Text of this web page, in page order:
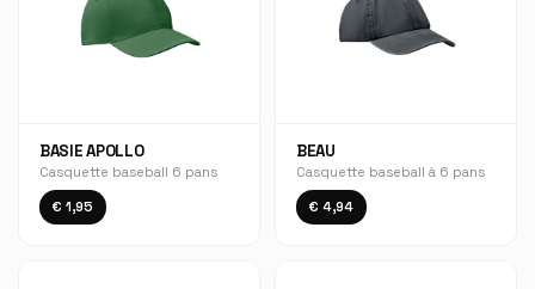
BASIE APOLLO
Casquette baseball 6 pans
€ 1,95
BEAU
Casquette baseball à 6 pans
€ 4,94